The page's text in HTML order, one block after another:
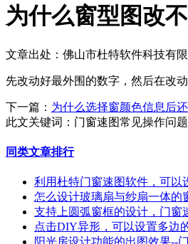
为什么窗型图改
文章出处：佛山市杜特软件科技有限
先改动好最外围的数字，然后在改
下一篇： 为什么选择窗颜色信息后
此文关键词： 门窗速图常见操作问
同类文章排行
利用杜特门窗速图软件，可以
怎么设计玻璃扇与纱扇一体的
支持上圆弧窗框的设计，门窗
点击DIY异形，可以设置多边